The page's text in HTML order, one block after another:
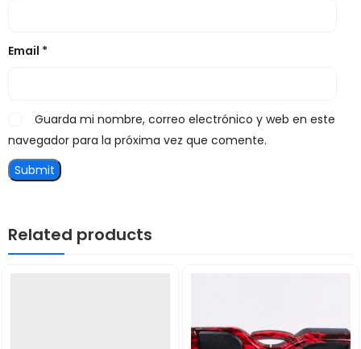
Email *
Guarda mi nombre, correo electrónico y web en este
navegador para la próxima vez que comente.
Related products